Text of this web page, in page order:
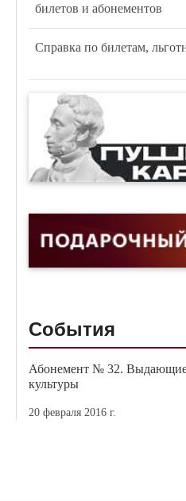
билетов и абонементов
Справка по билетам,
События
Абонемент № 32.
культуры
20 февраля 2016 г.